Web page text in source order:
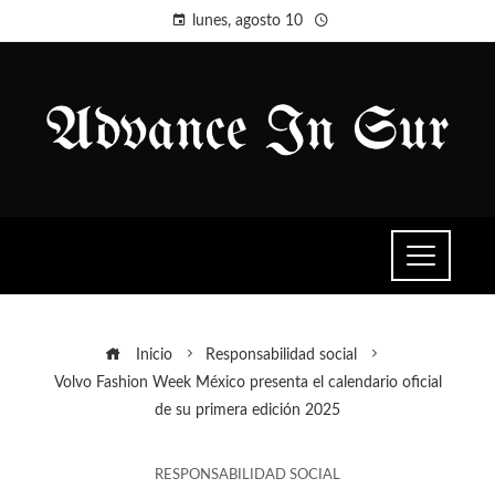
lunes, agosto 10
Inicio
Responsabilidad social
Volvo Fashion Week México presenta el calendario oficial
de su primera edición 2025
RESPONSABILIDAD SOCIAL